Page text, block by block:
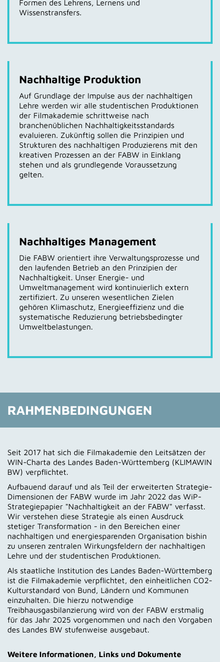
Formen des Lehrens, Lernens und
Wissenstransfers.
Nachhaltige Produktion
Auf Grundlage der Impulse aus der nachhaltigen
Lehre werden wir alle studentischen Produktionen
der Filmakademie schrittweise nach
branchenüblichen Nachhaltigkeitsstandards
evaluieren. Zukünftig sollen die Prinzipien und
Strukturen des nachhaltigen Produzierens mit den
kreativen Prozessen an der FABW in Einklang
stehen und als grundlegende Voraussetzung
gelten.
Nachhaltiges Management
Die FABW orientiert ihre Verwaltungsprozesse und
den laufenden Betrieb an den Prinzipien der
Nachhaltigkeit. Unser Energie- und
Umweltmanagement wird kontinuierlich extern
zertifiziert. Zu unseren wesentlichen Zielen
gehören Klimaschutz, Energieeffizienz und die
systematische Reduzierung betriebsbedingter
Umweltbelastungen.
RAHMENBEDINGUNGEN
Seit 2017 hat sich die Filmakademie den Leitsätzen der
WIN-Charta des Landes Baden-Württemberg (KLIMAWIN
BW) verpflichtet.
Aufbauend darauf und als Teil der erweiterten Strategie-
Dimensionen der FABW wurde im Jahr 2022 das WiP-
Strategiepapier "Nachhaltigkeit an der FABW" verfasst.
Wir verstehen diese Strategie als einen Ausdruck
stetiger Transformation - in den Bereichen einer
nachhaltigen und energiesparenden Organisation bishin
zu unseren zentralen Wirkungsfeldern der nachhaltigen
Lehre und der studentischen Produktionen.
Als staatliche Institution des Landes Baden-Württemberg
ist die Filmakademie verpflichtet, den einheitlichen CO2-
Kulturstandard von Bund, Ländern und Kommunen
einzuhalten. Die hierzu notwendige
Treibhausgasbilanzierung wird von der FABW erstmalig
für das Jahr 2025 vorgenommen und nach den Vorgaben
des Landes BW stufenweise ausgebaut.
Weitere Informationen, Links und Dokumente